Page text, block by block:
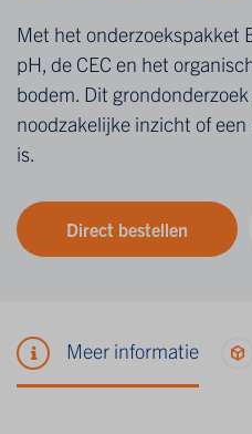
Met het onderzoekspakket
pH, de CEC en het
bodem. Dit
noodzakelijke inzicht of
is.
Direct bestellen
Meer informatie